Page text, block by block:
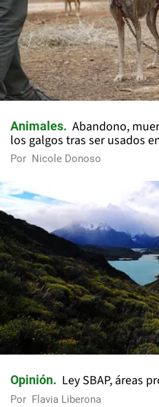
Animales
Abandono,
los galgos tras ser usados
Por Nicole Donoso
Opinión Ley SBAP, áreas
Por Flavia Liberona